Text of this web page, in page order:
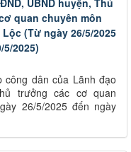
quan chuyên môn
(Từ ngày 26/5/2025
2025)
công dân của Lãnh đạo
trưởng các cơ quan
26/5/2025 đến ngày